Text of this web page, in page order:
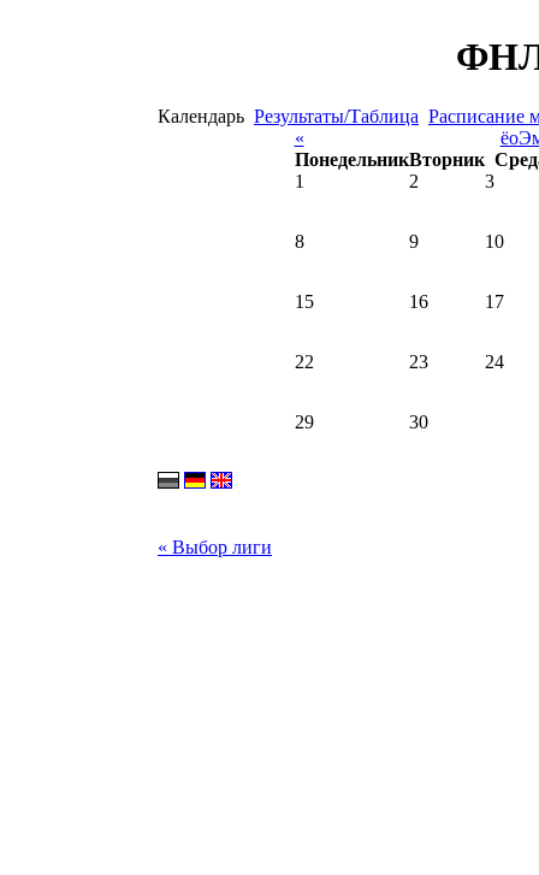
ФНЛ
Календарь Результаты/Таблица Расписание
«
ПонедельникВторник
1
2 3
8 9 10
15 16 17
22 23 24
29 30
« Выбор лиги